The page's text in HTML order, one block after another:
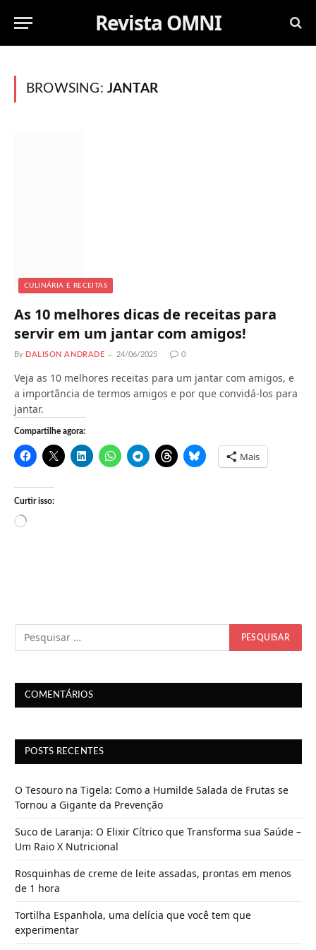
Revista OMNI
BROWSING: JANTAR
CULINÁRIA E RECEITAS
As 10 melhores dicas de receitas para
servir em um jantar com amigos!
By DALISON ANDRADE 24/06/2025 0
Veja as 10 melhores receitas para um jantar com amigos, e
a importância de termos amigos e por que convidá-los para
jantar.
Compartilhe agora:
Mais
Curtir isso:
C
d
o
.
.
COMENTÁRIOS
POSTS RECENTES
O Tesouro na Tigela: Como a Humilde Salada de Frutas se
Tornou a Gigante da Prevenção
Suco de Laranja: O Elixir Cítrico que Transforma sua Saúde –
Um Raio X Nutricional
Rosquinhas de creme de leite assadas, prontas em menos
de 1 hora
Tortilha Espanhola, uma delícia que você tem que
experimentar